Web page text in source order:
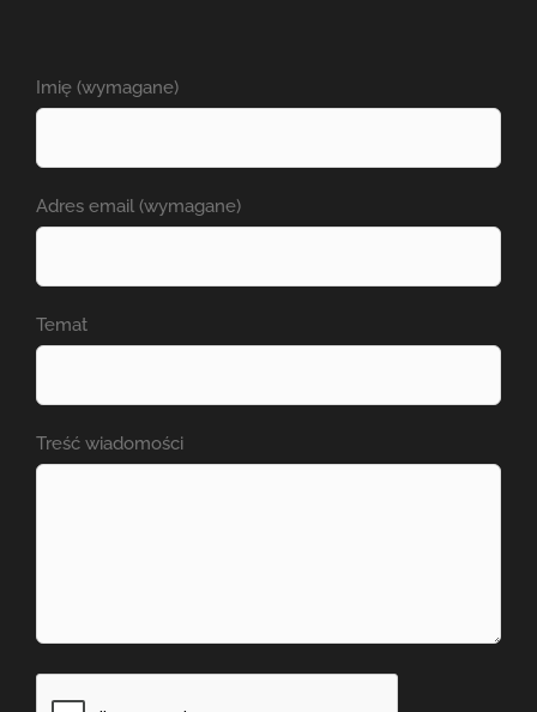
Imię (wymagane)
Adres email (wymagane)
Temat
Treść wiadomości